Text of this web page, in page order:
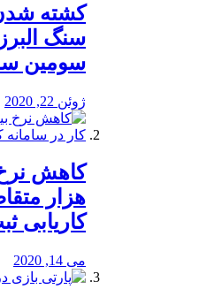
سنگ
سومین
ژوئن 22, 2020
هزار
کاریابی
می 14, 2020